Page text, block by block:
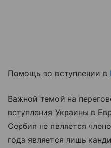
Помощь во вступлении в
Важной темой на
вступления Украины в
Сербия не является
года является лишь